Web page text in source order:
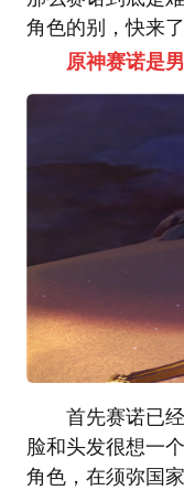
角色的别，快来
原神赛诺是
首先赛诺已经
脸和头发很想一
角色，在须弥国